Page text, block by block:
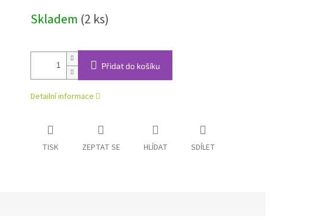
cena:
Skladem (2 ks)
Přidat do košíku
Detailní informace
TISK ZEPTAT SE HLÍDAT SDÍLET